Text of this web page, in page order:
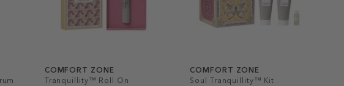
COMFORT ZONE
Tranquillity™ Roll On
COMFORT ZONE
Soul Tranquillity™ Kit